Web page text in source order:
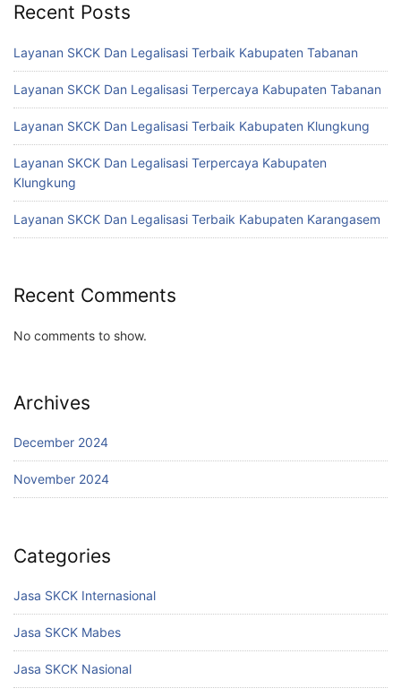
Recent Posts
Layanan SKCK Dan Legalisasi Terbaik Kabupaten Tabanan
Layanan SKCK Dan Legalisasi Terpercaya Kabupaten Tabanan
Layanan SKCK Dan Legalisasi Terbaik Kabupaten Klungkung
Layanan SKCK Dan Legalisasi Terpercaya Kabupaten
Klungkung
Layanan SKCK Dan Legalisasi Terbaik Kabupaten Karangasem
Recent Comments
No comments to show.
Archives
December 2024
November 2024
Categories
Jasa SKCK Internasional
Jasa SKCK Mabes
Jasa SKCK Nasional